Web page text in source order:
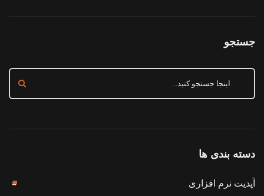
جستجو
دسته بندی ها
آپدیت نرم افزاری